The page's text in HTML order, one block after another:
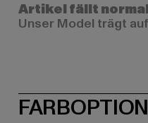
Artikel fällt
Unser Model trägt